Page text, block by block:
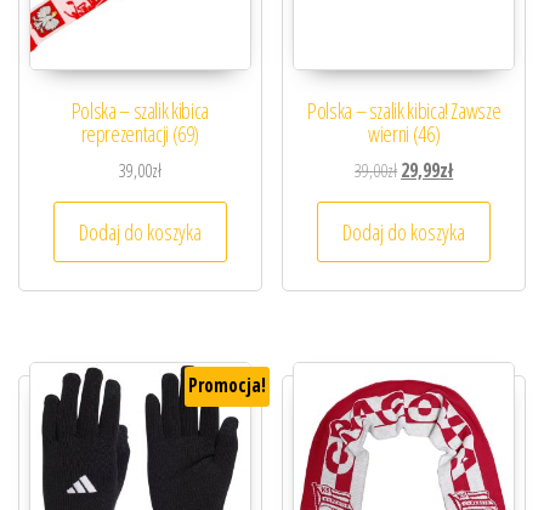
Polska – szalik kibica
reprezentacji (69)
39,00zł
Dodaj do koszyka
Polska – szalik kibica! Zawsze
wierni (46)
39,00złPierwotna cena
29,99złAktualna cena
Dodaj do koszyka
Promocja!